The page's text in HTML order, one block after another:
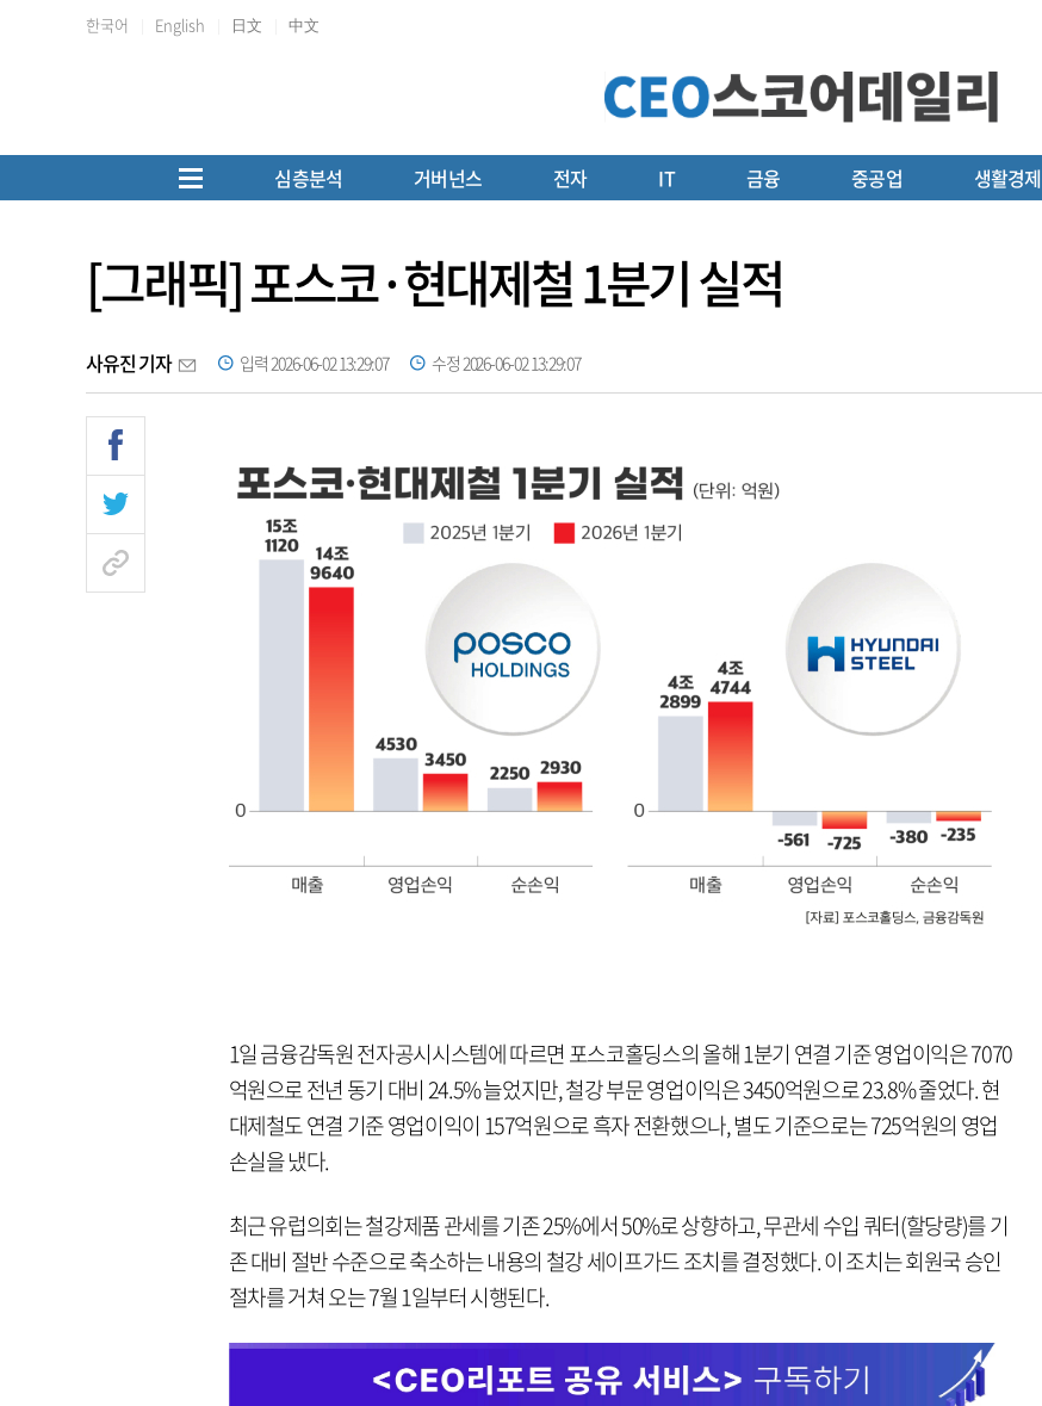
한국어 English 日文 中文
심층분석 거버넌스 전자 IT 금융 중공업 생활경제
[그래픽] 포스코·현대제철 1분기 실적
사유진 기자 입력 2026-06-02 13:29:07 수정 2026-06-02 13:29:07
1일 금융감독원 전자공시시스템에 따르면 포스코홀딩스의 올해 1분기 연결 기준 영업이익은 7070
억원으로 전년 동기 대비 24.5% 늘었지만, 철강 부문 영업이익은 3450억원으로 23.8% 줄었다. 현
대제철도 연결 기준 영업이익이 157억원으로 흑자 전환했으나, 별도 기준으로는 725억원의 영업
손실을 냈다.
최근 유럽의회는 철강제품 관세를 기존 25%에서 50%로 상향하고, 무관세 수입 쿼터(할당량)를 기
존 대비 절반 수준으로 축소하는 내용의 철강 세이프가드 조치를 결정했다. 이 조치는 회원국 승인
절차를 거쳐 오는 7월 1일부터 시행된다.